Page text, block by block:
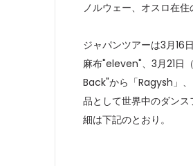
ノルウェー、オスロ在
ジャパンツアーは3月16
麻布"eleven"、3月21日
Back"から「Ragysh」、
品として世界中のダン
細は下記のとおり。